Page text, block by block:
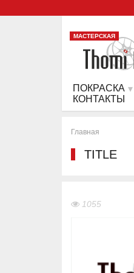
МАСТЕРСКАЯ
ПОКРАСКА
КОНТАКТЫ
Главная
TITLE
1055